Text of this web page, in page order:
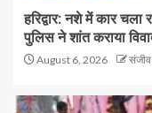
हरिद्वार: नशे में कार
पुलिस ने शांत कराया
August 6, 2026 संजीव